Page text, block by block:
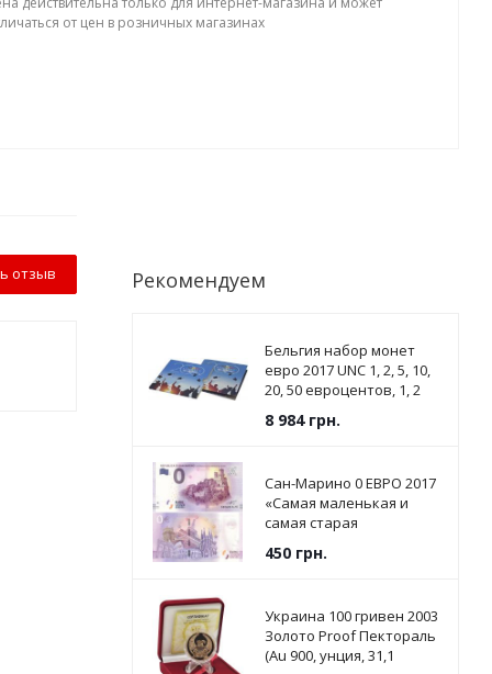
от цен в розничных магазинах
отзыв Рекомендуем
Бельгия набор монет
евро 2017 UNC 1, 2, 5, 10,
20, 50 евроцентов, 1, 2
упаковке
8 984грн.
Сан-Марино 0 ЕВРО 2017
«Самая маленькая и
самая старая
450грн.
Украина 100 гривен 2003
Золото Proof Пектораль
(Au 900, унция, 31,1